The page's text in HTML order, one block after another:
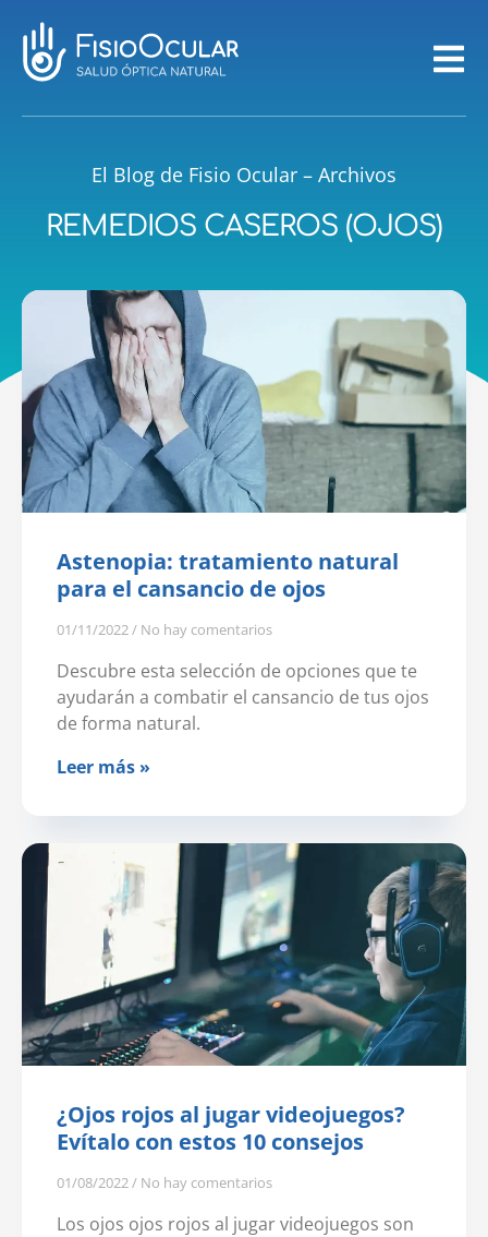
El Blog de Fisio Ocular – Archivos
REMEDIOS CASEROS (OJOS)
Astenopia: tratamiento natural
para el cansancio de ojos
01/11/2022 No hay comentarios
Descubre esta selección de opciones que te
ayudarán a combatir el cansancio de tus ojos
de forma natural.
Leer más »
¿Ojos rojos al jugar videojuegos?
Evítalo con estos 10 consejos
01/08/2022 No hay comentarios
Los ojos ojos rojos al jugar videojuegos son